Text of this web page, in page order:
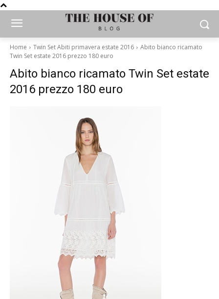
Home Twin Set Abiti primavera estate 2016
Abito bianco ricamato
Twin Set estate 2016 prezzo 180 euro
Abito bianco ricamato Twin Set estate
2016 prezzo 180 euro